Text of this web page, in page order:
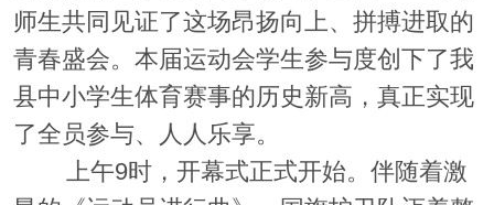
师生共同见证了这场昂扬向上、拼搏进取的
青春盛会。本届运动会学生参与度创下了我
县中小学生体育赛事的历史新高，真正实现
了全员参与、人人乐享。
上午9时，开幕式正式开始。伴随着激